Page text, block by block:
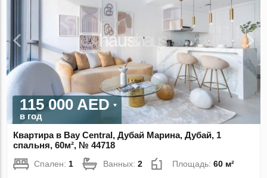
115 000 AED
в год
Квартира в Bay Central, Дубай Марина, Дубай, 1
спальня, 60м², № 44718
Спален: 1 Ванных:2 Площадь:60 м²